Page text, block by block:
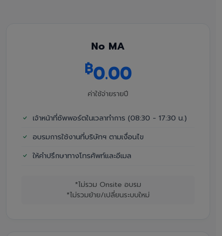
No MA
฿0.00
ค่าใช้จ่ายรายปี
เจ้าหน้าที่ซัพพอร์ตในเวลาทำการ (08:30 - 17:30 น.)
อบรมการใช้งานที่บริษัทฯ ตามเงื่อนไข
ให้คำปรึกษาทางโทรศัพท์และอีเมล
*ไม่รวม Onsite อบรม
*ไม่รวมย้าย/เปลี่ยนระบบใหม่